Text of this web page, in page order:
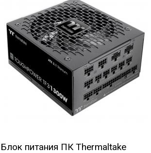
Блок питания ПК Thermaltake